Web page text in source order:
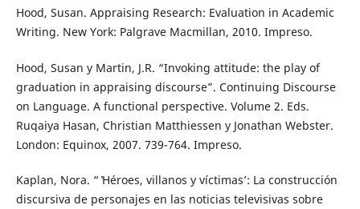
Hood, Susan. Appraising Research: Evaluation in Academic
Writing. New York: Palgrave Macmillan, 2010. Impreso.
Hood, Susan y Martin, J.R. “Invoking attitude: the play of
graduation in appraising discourse”. Continuing Discourse
on Language. A functional perspective. Volume 2. Eds.
Ruqaiya Hasan, Christian Matthiessen y Jonathan Webster.
London: Equinox, 2007. 739-764. Impreso.
Kaplan, Nora. “ ̔Héroes, villanos y víctimas’: La construcción
discursiva de personajes en las noticias televisivas sobre